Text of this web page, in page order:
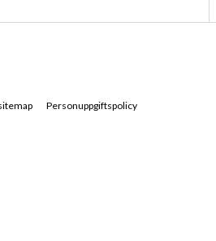
Personuppgiftspolicy